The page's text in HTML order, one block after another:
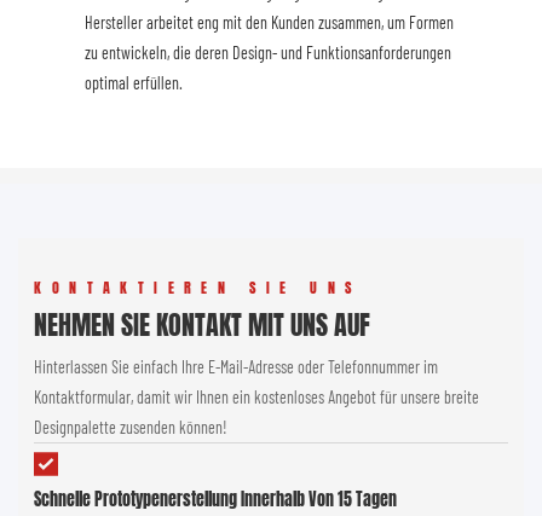
Hersteller arbeitet eng mit den Kunden zusammen, um Formen
zu entwickeln, die deren Design- und Funktionsanforderungen
optimal erfüllen.
KONTAKTIEREN SIE UNS
NEHMEN SIE KONTAKT MIT UNS AUF
Hinterlassen Sie einfach Ihre E-Mail-Adresse oder Telefonnummer im
Kontaktformular, damit wir Ihnen ein kostenloses Angebot für unsere breite
Designpalette zusenden können!
Schnelle Prototypenerstellung Innerhalb Von 15 Tagen